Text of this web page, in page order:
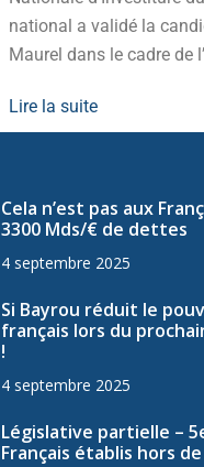
national a validé la
Maurel dans le cadre de
Lire la suite
Cela n’est pas aux
3300 Mds/€ de dettes
4 septembre 2025
Si Bayrou réduit le
français lors du
!
4 septembre 2025
Législative partielle –
Français établis hors